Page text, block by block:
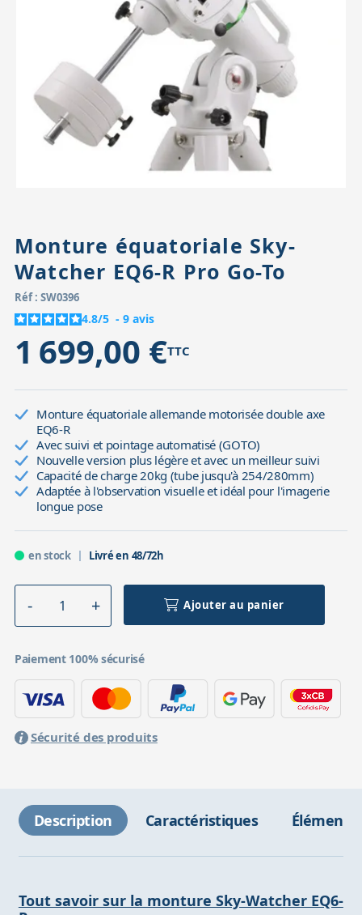
Accessoires pour montures
Têtes
Pièces détachées
Monture équatoriale Sky-
Watcher EQ6-R Pro Go-To
Réf : SW0396
4.8/5 - 9 avis
1 699,00 €TTC
Monture équatoriale allemande motorisée double axe
EQ6-R
Avec suivi et pointage automatisé (GOTO)
Nouvelle version plus légère et avec un meilleur suivi
Capacité de charge 20kg (tube jusqu'à 254/280mm)
Adaptée à l'observation visuelle et idéal pour l'imagerie
longue pose
en stock Livré en 48/72h
Ajouter au panier
Paiement 100% sécurisé
Sécurité des produits
Description Caractéristiques Éléments
Tout savoir sur la monture Sky-Watcher EQ6-